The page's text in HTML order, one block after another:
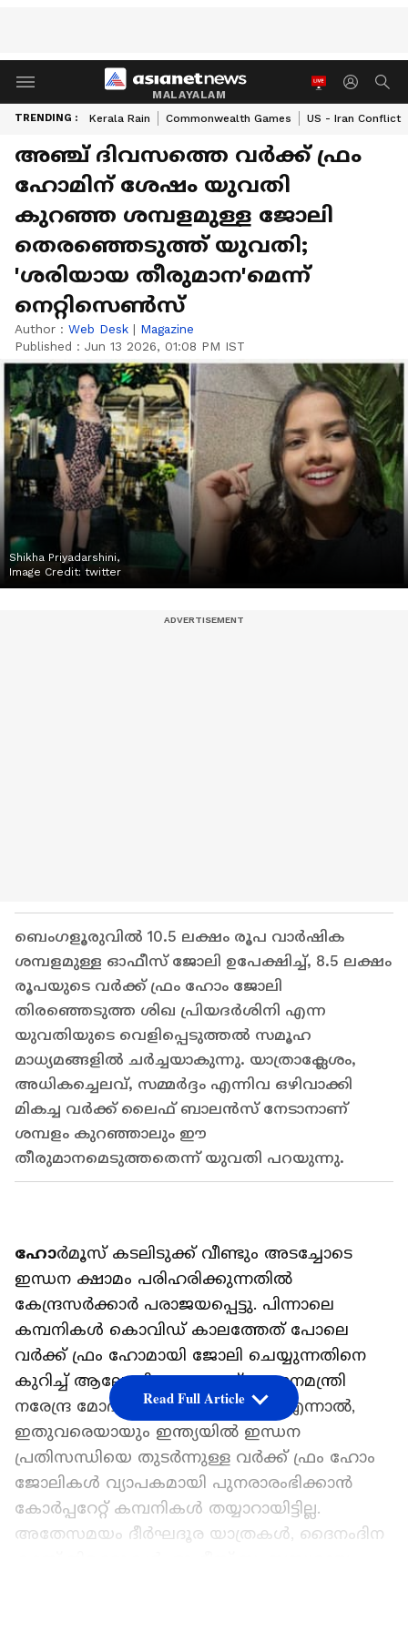
MALAYALAM
TRENDING : Kerala Rain Commonwealth Games US - Iran Conflict
അഞ്ച് ദിവസത്തെ വർക്ക് ഫ്രം
ഹോമിന് ശേഷം യുവതി
കുറഞ്ഞ ശമ്പളമുള്ള ജോലി
തെരഞ്ഞെടുത്ത് യുവതി;
'ശരിയായ തീരുമാന'മെന്ന്
നെറ്റിസെൺസ്
Author : Web Desk | Magazine
Published : Jun 13 2026, 01:08 PM IST
Shikha Priyadarshini,
Image Credit: twitter
ബെംഗളൂരുവിൽ 10.5 ലക്ഷം രൂപ വാർഷിക
ശമ്പളമുള്ള ഓഫീസ് ജോലി ഉപേക്ഷിച്ച്, 8.5 ലക്ഷം
രൂപയുടെ വർക്ക് ഫ്രം ഹോം ജോലി
തിരഞ്ഞെടുത്ത ശിഖ പ്രിയദർശിനി എന്ന
യുവതിയുടെ വെളിപ്പെടുത്തൽ സമൂഹ
മാധ്യമങ്ങളിൽ ചർച്ചയാകുന്നു. യാത്രാക്ലേശം,
അധികച്ചെലവ്, സമ്മർദ്ദം എന്നിവ ഒഴിവാക്കി
മികച്ച വർക്ക് ലൈഫ് ബാലൻസ് നേടാനാണ്
ശമ്പളം കുറഞ്ഞാലും ഈ
തീരുമാനമെടുത്തതെന്ന് യുവതി പറയുന്നു.
ഹോർമൂസ് കടലിടുക്ക് വീണ്ടും അടച്ചോടെ
ഇന്ധന ക്ഷാമം പരിഹരിക്കുന്നതിൽ
കേന്ദ്രസർക്കാർ പരാജയപ്പെട്ടു. പിന്നാലെ
കമ്പനികൾ കൊവിഡ് കാലത്തേത് പോലെ
വർക്ക് ഫ്രം ഹോമായി ജോലി ചെയ്യുന്നതിനെ
കുറിച്ച് ആലോചിക്കണമെന്ന് പ്രധാനമന്ത്രി
നരേന്ദ്ര മോദി ആവശ്യപ്പെട്ടിരുന്നു. എന്നാൽ,
ഇതുവരെയായും ഇന്ത്യയിൽ ഇന്ധന
പ്രതിസന്ധിയെ തുടർന്നുള്ള വർക്ക് ഫ്രം ഹോം
ജോലികൾ വ്യാപകമായി പുനരാരംഭിക്കാൻ
കോർപ്പറേറ്റ് കമ്പനികൾ തയ്യാറായിട്ടില്ല.
അതേസമയം ദീർഘദൂര യാത്രകൾ, ദൈനംദിന
Read Full Article